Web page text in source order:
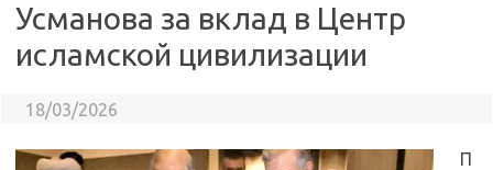
Усманова за вклад в Центр
исламской цивилизации
18/03/2026
П